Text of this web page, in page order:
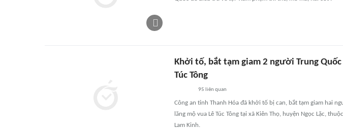
Khởi tố, bắt tạm giam 2 người Trung Quốc
Túc Tông
95 liên quan
Công an tỉnh Thanh Hóa đã khởi tố bị can, bắt tạm giam hai
lăng mộ vua Lê Túc Tông tại xã Kiên Thọ, huyện Ngọc Lặc,
Lam Kinh.